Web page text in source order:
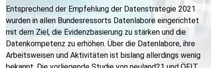
Entsprechend der Empfehlung der Datenstrategie 2021
wurden in allen Bundesressorts Datenlabore eingerichtet
mit dem Ziel, die Evidenzbasierung zu stärken und die
Datenkompetenz zu erhöhen. Über die Datenlabore, ihre
Arbeitsweisen und Aktivitäten ist bislang allerdings wenig